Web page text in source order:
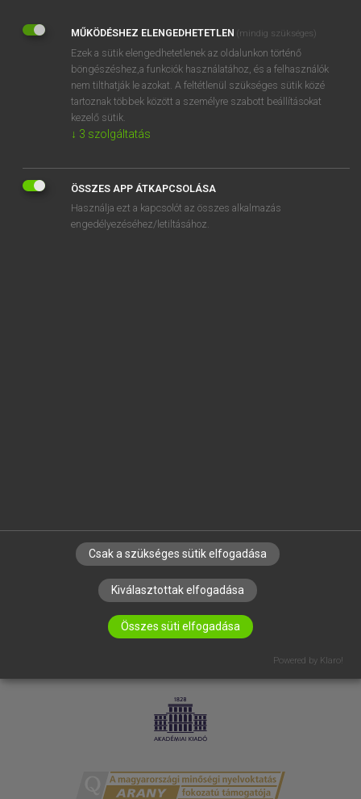
adminisztráció
adminisztrációs
adminisztrál
adminisztratív
SZOTAR.NET APPLIKÁCIÓ
MICROSOFT OFFICE BŐVÍTMÉNY
ADATVÉDELEM
MŰKÖDÉSHEZ ELENGEDHETETLEN (mindig szükséges)
Ezek a sütik elengedhetetlenek az oldalunkon történő
böngészéshez,a funkciók használatához, és a felhasználók
nem tilthatják le azokat. A feltétlenül szükséges sütik közé
tartoznak többek között a személyre szabott beállításokat
kezelő sütik.
↓ 3 szolgáltatás
ÖSSZES APP ÁTKAPCSOLÁSA
Használja ezt a kapcsolót az összes alkalmazás
engedélyezéséhez/letiltásához.
Csak a szükséges sütik elfogadása
Kiválasztottak elfogadása
Összes süti elfogadása
Powered by Klaro!